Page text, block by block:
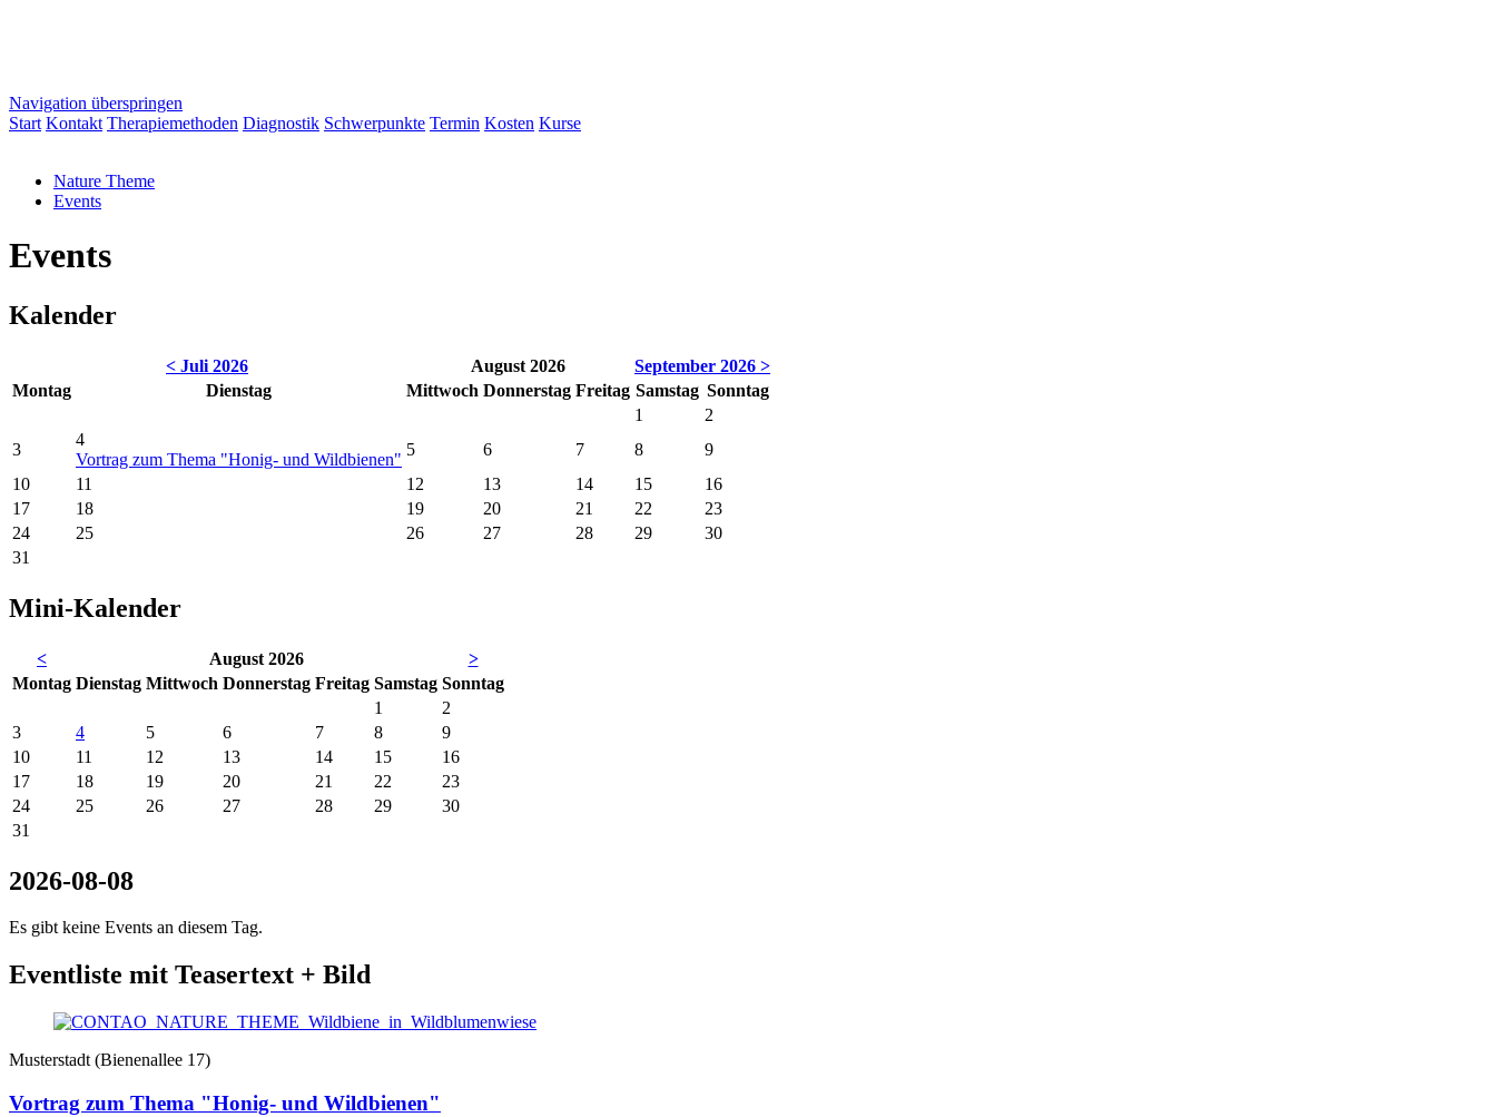
Navigation überspringen
Start Kontakt Therapiemethoden Diagnostik Schwerpunkte Termin Kosten Kurse
Nature Theme
Events
Events
Kalender
< Juli 2026 August 2026
September 2026 >
Montag Dienstag Mittwoch Donnerstag Freitag Samstag Sonntag
1
2
3
4
Vortrag zum Thema "Honig- und Wildbienen"
5 6 7 8
9
10
11 12 13 14 15
16
17
18 19 20 21 22
23
24
25 26 27 28 29
30
31
Mini-Kalender
< August 2026
>
Montag Dienstag Mittwoch Donnerstag Freitag Samstag Sonntag
1
2
3
4 5 6 7 8
9
10
11 12 13 14 15
16
17
18 19 20 21 22
23
24
25 26 27 28 29
30
31
2026-08-08
Es gibt keine Events an diesem Tag.
Eventliste mit Teasertext + Bild
Musterstadt (Bienenallee 17)
Vortrag zum Thema "Honig- und Wildbienen"